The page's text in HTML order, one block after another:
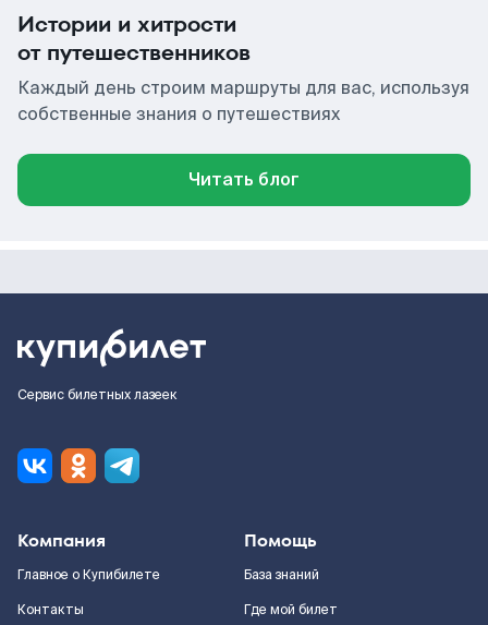
Истории и хитрости
от путешественников
Каждый день строим маршруты для вас, используя
собственные знания о путешествиях
Читать блог
Сервис билетных лазеек
Компания
Главное о Купибилете
Контакты
Помощь
База знаний
Где мой билет